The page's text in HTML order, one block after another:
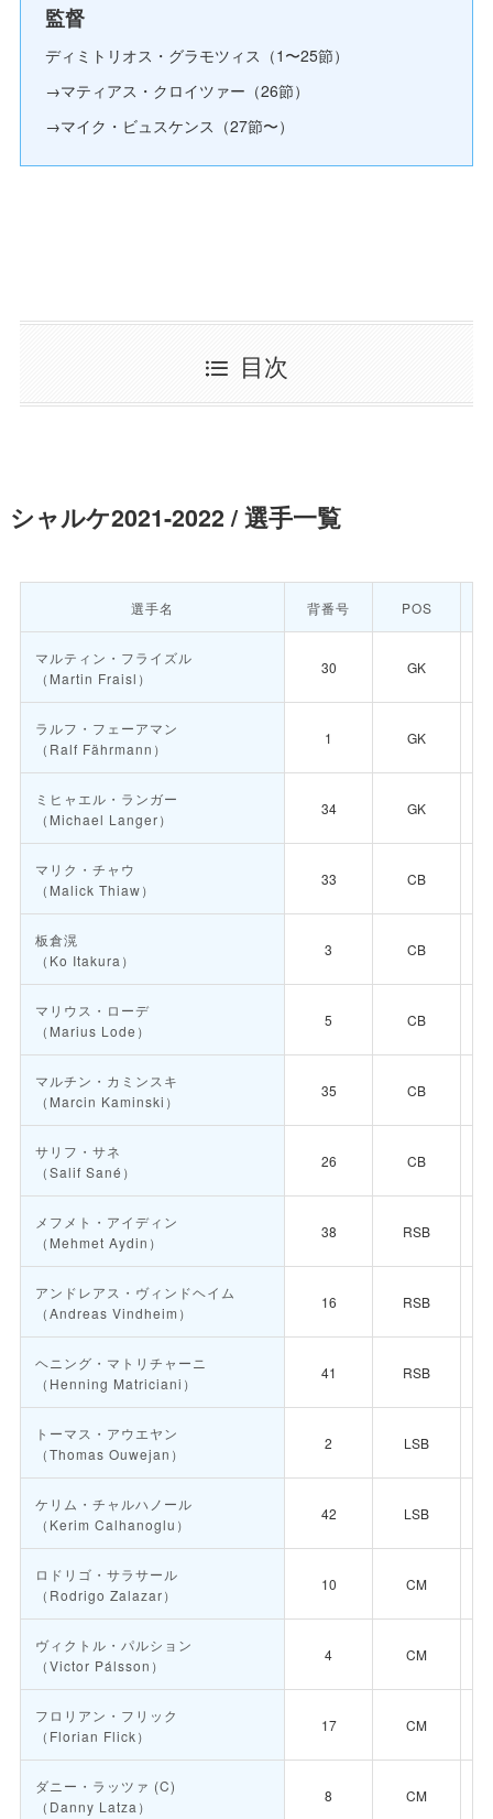
監督
ディミトリオス・グラモツィス（1〜25節）
→マティアス・クロイツァー（26節）
→マイク・ビュスケンス（27節〜）
目次
シャルケ2021-2022 / 選手一覧
選手名 背番号 POS
マルティン・フライズル
（Martin Fraisl）
30 GK
ラルフ・フェーアマン
（Ralf Fährmann）
1 GK
ミヒャエル・ランガー
（Michael Langer）
34 GK
マリク・チャウ
（Malick Thiaw）
33 CB
板倉滉
（Ko Itakura）
3 CB
マリウス・ローデ
（Marius Lode）
5 CB
マルチン・カミンスキ
（Marcin Kaminski）
35 CB
サリフ・サネ
（Salif Sané）
26 CB
メフメト・アイディン
（Mehmet Aydin）
38 RSB
アンドレアス・ヴィンドヘイム
（Andreas Vindheim）
16 RSB
ヘニング・マトリチャーニ
（Henning Matriciani）
41 RSB
トーマス・アウエヤン
（Thomas Ouwejan）
2 LSB
ケリム・チャルハノール
（Kerim Calhanoglu）
42 LSB
ロドリゴ・サラサール
（Rodrigo Zalazar）
10 CM
ヴィクトル・パルション
（Victor Pálsson）
4 CM
フロリアン・フリック
（Florian Flick）
17 CM
ダニー・ラッツァ (C)
（Danny Latza）
8 CM